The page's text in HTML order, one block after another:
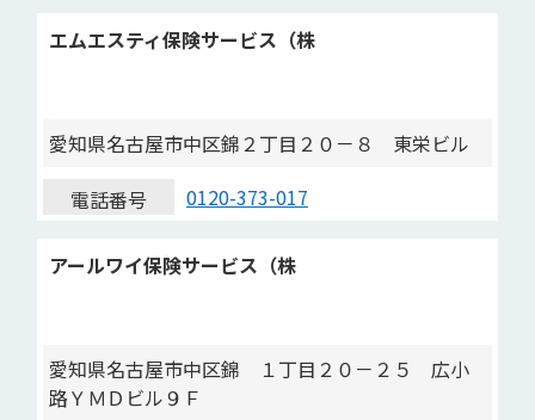
エムエスティ保険サービス（株
愛知県名古屋市中区錦２丁目２０－８ 東栄ビル
電話番号
0120-373-017
アールワイ保険サービス（株
愛知県名古屋市中区錦 １丁目２０－２５ 広小
路ＹＭＤビル９Ｆ